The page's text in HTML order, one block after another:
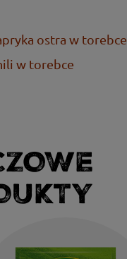
ostra w torebce
w torebce